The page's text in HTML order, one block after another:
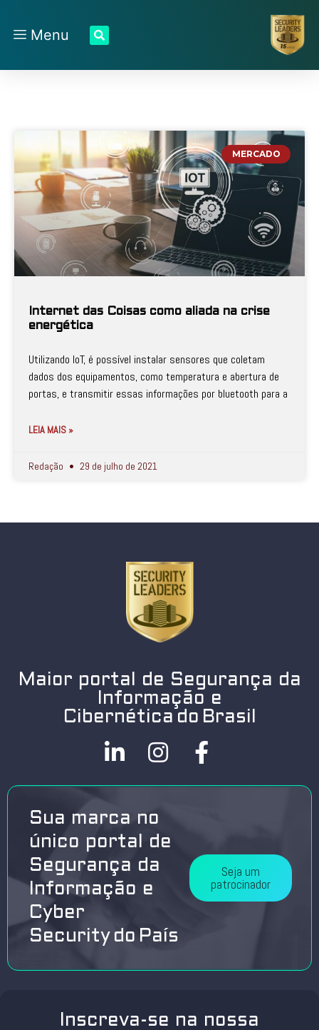
Menu
MERCADO
Internet das Coisas como aliada na crise
energética
Utilizando IoT, é possível instalar sensores que coletam
dados dos equipamentos, como temperatura e abertura de
portas, e transmitir essas informações por bluetooth para a
LEIA MAIS »
Redação 29 de julho de 2021
Maior portal de Segurança da
Informação e
Cibernética do Brasil
Sua marca no
único portal de
Segurança da
Informação e
Cyber
Security do País
Seja um
patrocinador
Inscreva-se na nossa